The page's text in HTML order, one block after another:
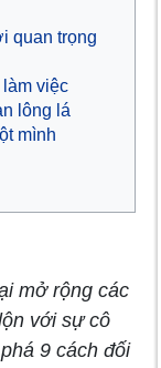
quan trọng
việc
lông lá
mình
mở rộng các
với sự cô
9 cách đối